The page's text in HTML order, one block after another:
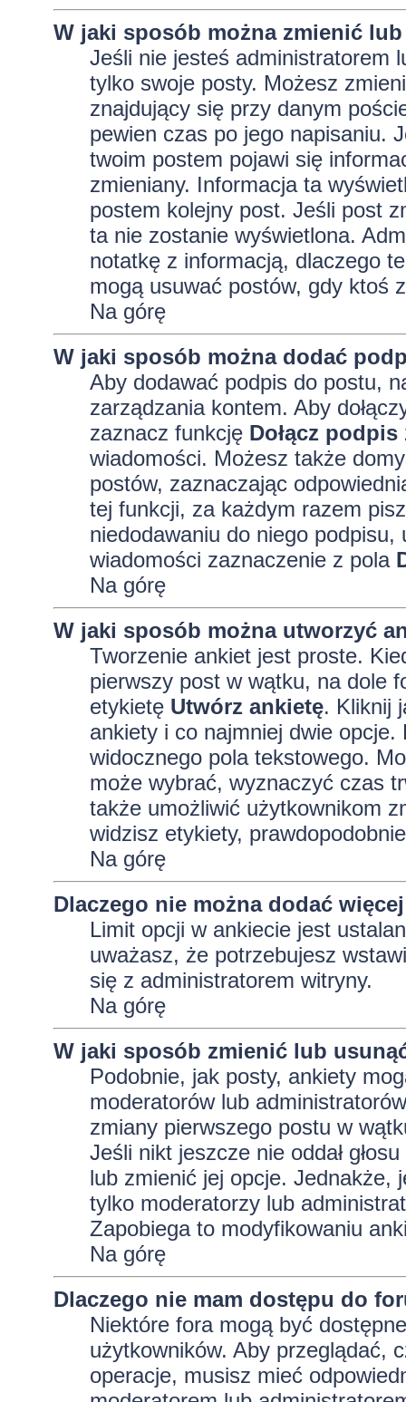
W jaki sposób można zmienić
Jeśli nie jesteś administratorem
tylko swoje posty. Możesz
znajdujący się przy danym
pewien czas po jego napisaniu.
twoim postem pojawi się
zmieniany. Informacja ta
postem kolejny post. Jeśli post
ta nie zostanie wyświetlona.
notatkę z informacją, dlaczego
mogą usuwać postów, gdy ktoś
Na górę
W jaki sposób można dodać
Aby dodawać podpis do postu,
zarządzania kontem. Aby
zaznacz funkcję Dołącz podpis
wiadomości. Możesz także
postów, zaznaczając
tej funkcji, za każdym razem
niedodawaniu do niego
wiadomości zaznaczenie z pola
Na górę
W jaki sposób można utworzyć
Tworzenie ankiet jest proste.
pierwszy post w wątku, na dole
etykietę Utwórz ankietę. Kliknij
ankiety i co najmniej dwie
widocznego pola tekstowego.
może wybrać, wyznaczyć czas
także umożliwić użytkownikom
widzisz etykiety,
Na górę
Dlaczego nie można dodać
Limit opcji w ankiecie jest
uważasz, że potrzebujesz
się z administratorem witryny.
Na górę
W jaki sposób zmienić lub
Podobnie, jak posty, ankiety
moderatorów lub
zmiany pierwszego postu w
Jeśli nikt jeszcze nie oddał
lub zmienić jej opcje. Jednakże,
tylko moderatorzy lub
Zapobiega to modyfikowaniu
Na górę
Dlaczego nie mam dostępu do
Niektóre fora mogą być
użytkowników. Aby przeglądać,
operacje, musisz mieć